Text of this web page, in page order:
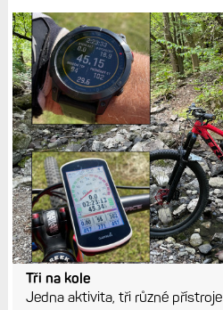
Tři na kole
Jedna aktivita, tři různé přístroje